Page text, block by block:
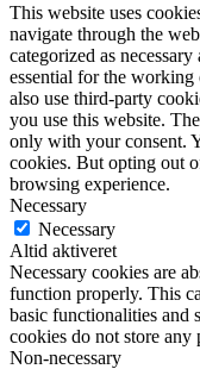
This website uses
navigate through the
categorized as
essential for the
also use third-party
you use this website.
only with your consent.
cookies. But opting out
browsing experience.
Necessary
Necessary
Altid aktiveret
Necessary cookies are
function properly. This
basic functionalities and
cookies do not store any
Non-necessary